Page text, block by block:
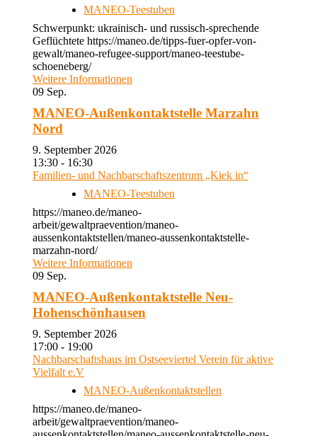
MANEO-Teestuben
Schwerpunkt: ukrainisch- und russisch-sprechende
Geflüchtete https://maneo.de/tipps-fuer-opfer-von-
gewalt/maneo-refugee-support/maneo-teestube-
schoeneberg/
Weitere Informationen
09 Sep.
MANEO-Außenkontaktstelle Marzahn
Nord
9. September 2026
13:30 - 16:30
Familien- und Nachbarschaftszentrum „Kiek in“
MANEO-Teestuben
https://maneo.de/maneo-
arbeit/gewaltpraevention/maneo-
aussenkontaktstellen/maneo-aussenkontaktstelle-
marzahn-nord/
Weitere Informationen
09 Sep.
MANEO-Außenkontaktstelle Neu-
Hohenschönhausen
9. September 2026
17:00 - 19:00
Nachbarschaftshaus im Ostseeviertel Verein für aktive
Vielfalt e.V
MANEO-Außenkontaktstellen
https://maneo.de/maneo-
arbeit/gewaltpraevention/maneo-